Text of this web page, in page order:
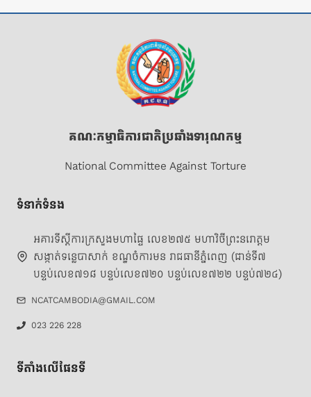
គណៈកម្មាធិការជាតិប្រឆាំងទារុណកម្ម
National Committee Against Torture
ទំនាក់ទំនង
អគារទីស្តីការក្រសួងមហាផ្ទៃ លេខ២៧៥ មហាវិថីព្រះនរោត្តម
សង្កាត់ទន្លេបាសាក់ ខណ្ឌចំការមន រាជធានីភ្នំពេញ (ជាន់ទី៧
បន្ទប់លេខ៧១៨ បន្ទប់លេខ៧២០ បន្ទប់លេខ៧២២ បន្ទប់៧២៤)
NCATCAMBODIA@GMAIL.COM
023 226 228
ទីតាំងលើផែនទី